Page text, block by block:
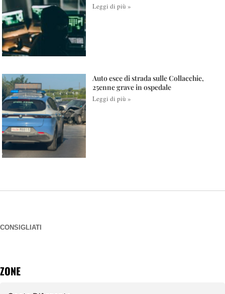
Leggi di più »
Auto esce di strada sulle Collacchie,
25enne grave in ospedale
Leggi di più »
CONSIGLIATI
ZONE